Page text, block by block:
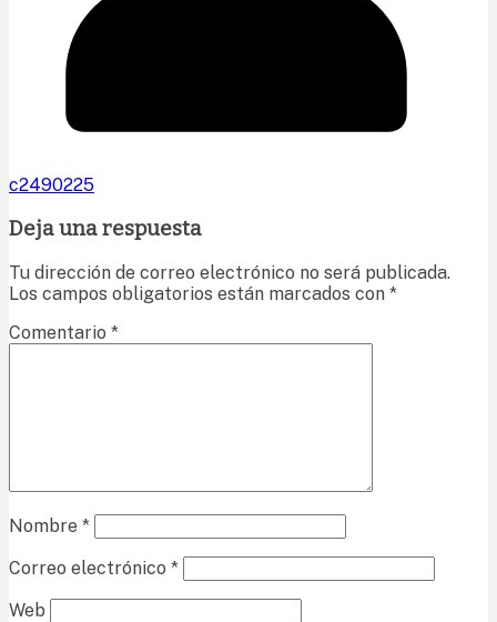
c2490225
Deja una respuesta
Tu dirección de correo electrónico no será publicada.
Los campos obligatorios están marcados con *
Comentario *
Nombre *
Correo electrónico *
Web